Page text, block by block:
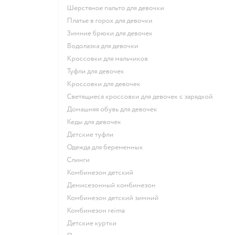
Шерстяное пальто для девочки
Платье в горох для девочки
Зимние брюки для девочек
Водолазка для девочки
Кроссовки для мальчиков
Туфли для девочек
Кроссовки для девочек
Светящиеся кроссовки для девочек с зарядкой
Домашняя обувь для девочек
Кеды для девочек
Детские туфли
Одежда для беременных
Слинги
Комбинезон детский
Демисезонный комбинезон
Комбинезон детский зимний
Комбинезон reima
Детские куртки